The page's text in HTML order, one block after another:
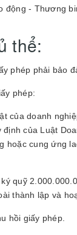
động - Thương
thể:
phép phải bảo
phép:
của doanh
của Luật
hoặc cung ứng
quỹ
thành lập và
hồi giấy phép.